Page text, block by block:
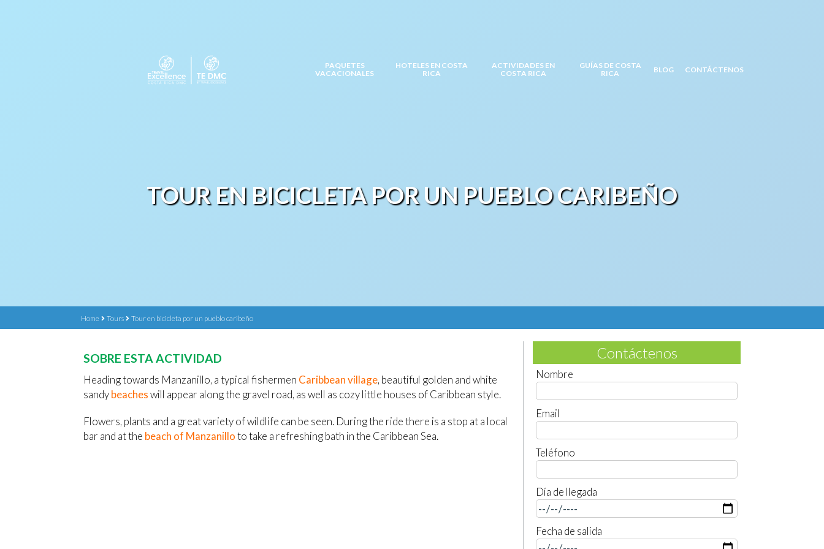
PAQUETES
VACACIONALES
HOTELES EN COSTA
RICA
ACTIVIDADES EN
COSTA RICA
GUÍAS DE COSTA
RICA
BLOG CONTÁCTENOS
TOUR EN BICICLETA POR UN PUEBLO CARIBEÑO
Home Tours Tour en bicicleta por un pueblo caribeño
SOBRE ESTA ACTIVIDAD
Heading towards Manzanillo, a typical fishermen Caribbean village, beautiful golden and white
sandybeacheswill appear along the gravel road, as well as cozy little houses of Caribbean style.
Flowers, plants and a great variety of wildlife can be seen. During the ride there is a stop at a local
bar and at the beach of Manzanilloto take a refreshing bath in the Caribbean Sea.
Contáctenos
Nombre
Email
Teléfono
Día de llegada
Fecha de salida